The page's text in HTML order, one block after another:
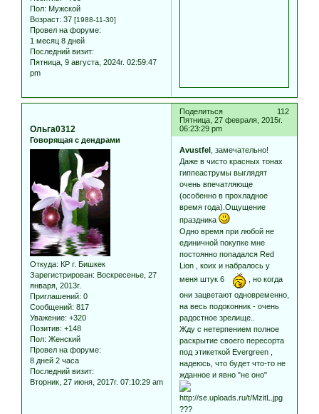
Пол: Мужской
Возраст: 37 [1988-11-30]
Провел на форуме:
1 месяц 8 дней
Последний визит:
Пятница, 9 августа, 2024г. 02:59:47
pm
Поделиться
112
Пятница, 27 февраля, 2015г.
06:23:29 pm
Ольга0312
Говорящая с дендрами
Откуда: КР г. Бишкек
Зарегистрирован: Воскресенье, 27
января, 2013г.
Приглашений: 0
Сообщений: 817
Уважение: +320
Позитив: +148
Пол: Женский
Провел на форуме:
8 дней 2 часа
Последний визит:
Вторник, 27 июня, 2017г. 07:10:29 am
Avustfel , замечательно!
Даже в чисто красных тонах
гиппеаструмы выглядят
очень впечатляюще
(особенно в прохладное
время года).Ощущение
праздника
Одно время при любой не
единичной покупке мне
постоянно попадался Red
Lion , коих и набралось у
меня штук 6
, но когда
они зацветают одновременно,
на весь подоконник - очень
радостное зрелище..
Жду с нетерпением полное
раскрытие своего пересорта
под этикеткой Evergreen ,
надеюсь, что будет что-то не
жданное и явно "не оно"
???